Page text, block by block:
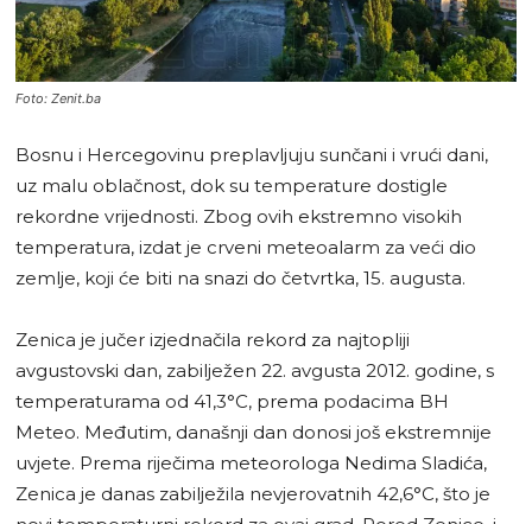
Foto: Zenit.ba
Bosnu i Hercegovinu preplavljuju sunčani i vrući dani,
uz malu oblačnost, dok su temperature dostigle
rekordne vrijednosti. Zbog ovih ekstremno visokih
temperatura, izdat je crveni meteoalarm za veći dio
zemlje, koji će biti na snazi do četvrtka, 15. augusta.
Zenica je jučer izjednačila rekord za najtopliji
avgustovski dan, zabilježen 22. avgusta 2012. godine, s
temperaturama od 41,3°C, prema podacima BH
Meteo. Međutim, današnji dan donosi još ekstremnije
uvjete. Prema riječima meteorologa Nedima Sladića,
Zenica je danas zabilježila nevjerovatnih 42,6°C, što je